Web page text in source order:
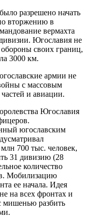
разрешено начать
вторжению в
вермахта
Югославия не
своих границ,
3000 км.
армии не
с массовым
и авиации.
Югославия
югославским
700 тыс. человек,
31 дивизию (28
количество
Мобилизацию
ее начала. Идея
на всех фронтах и
мишенью разбить